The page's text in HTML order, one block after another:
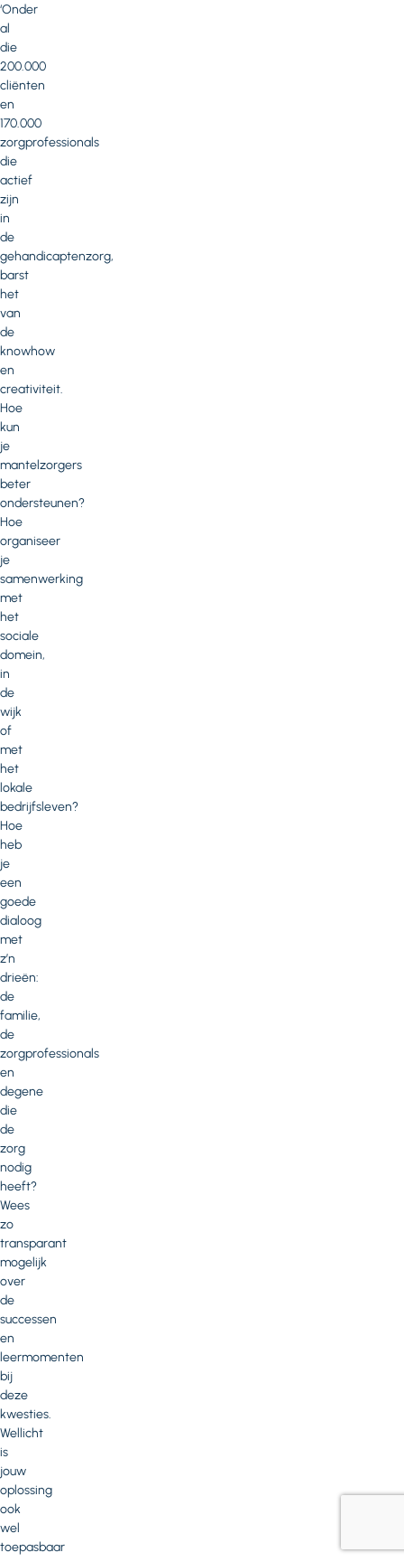
‘Onder
al
die
200.000
cliënten
en
170.000
zorgprofessionals
die
actief
zijn
in
de
gehandicaptenzorg,
barst
het
van
de
knowhow
en
creativiteit.
Hoe
kun
je
mantelzorgers
beter
ondersteunen?
Hoe
organiseer
je
samenwerking
met
het
sociale
domein,
in
de
wijk
of
met
het
lokale
bedrijfsleven?
Hoe
heb
je
een
goede
dialoog
met
z’n
drieën:
de
familie,
de
zorgprofessionals
en
degene
die
de
zorg
nodig
heeft?
Wees
zo
transparant
mogelijk
over
de
successen
en
leermomenten
bij
deze
kwesties.
Wellicht
is
jouw
oplossing
ook
wel
toepasbaar